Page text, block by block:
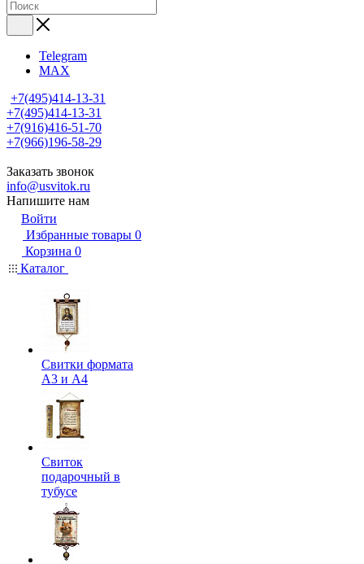
Telegram
MAX
+7(495)414-13-31
+7(495)414-13-31
+7(916)416-51-70
+7(966)196-58-29
Заказать звонок
info@usvitok.ru
Напишите нам
Войти
Избранные товары 0
Корзина 0
Каталог
Свитки формата
А3 и А4
Свиток
подарочный в
тубусе